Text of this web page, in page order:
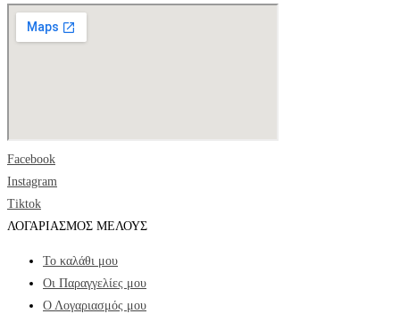
Facebook
Instagram
Tiktok
ΛΟΓΑΡΙΑΣΜΟΣ ΜΕΛΟΥΣ
Το καλάθι μου
Οι Παραγγελίες μου
Ο Λογαριασμός μου